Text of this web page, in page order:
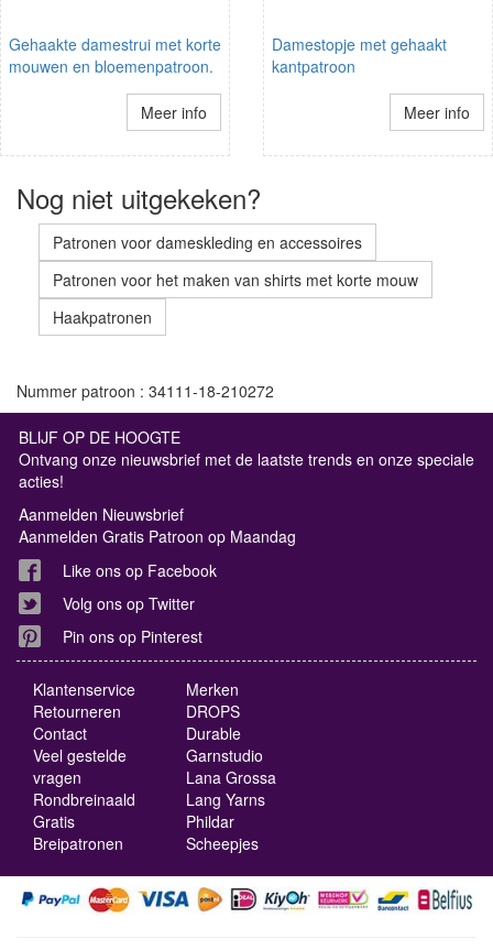
Gehaakte damestrui met korte
mouwen en bloemenpatroon.
Meer info
Damestopje met gehaakt
kantpatroon
Meer info
Nog niet uitgekeken?
Patronen voor dameskleding en accessoires
Patronen voor het maken van shirts met korte mouw
Haakpatronen
Nummer patroon : 34111-18-210272
BLIJF OP DE HOOGTE
Ontvang onze nieuwsbrief met de laatste trends en onze speciale
acties!
Aanmelden Nieuwsbrief
Aanmelden Gratis Patroon op Maandag
Like ons op Facebook
Volg ons op Twitter
Pin ons op Pinterest
Klantenservice
Retourneren
Contact
Veel gestelde
vragen
Rondbreinaald
Gratis
Breipatronen
Merken
DROPS
Durable
Garnstudio
Lana Grossa
Lang Yarns
Phildar
Scheepjes